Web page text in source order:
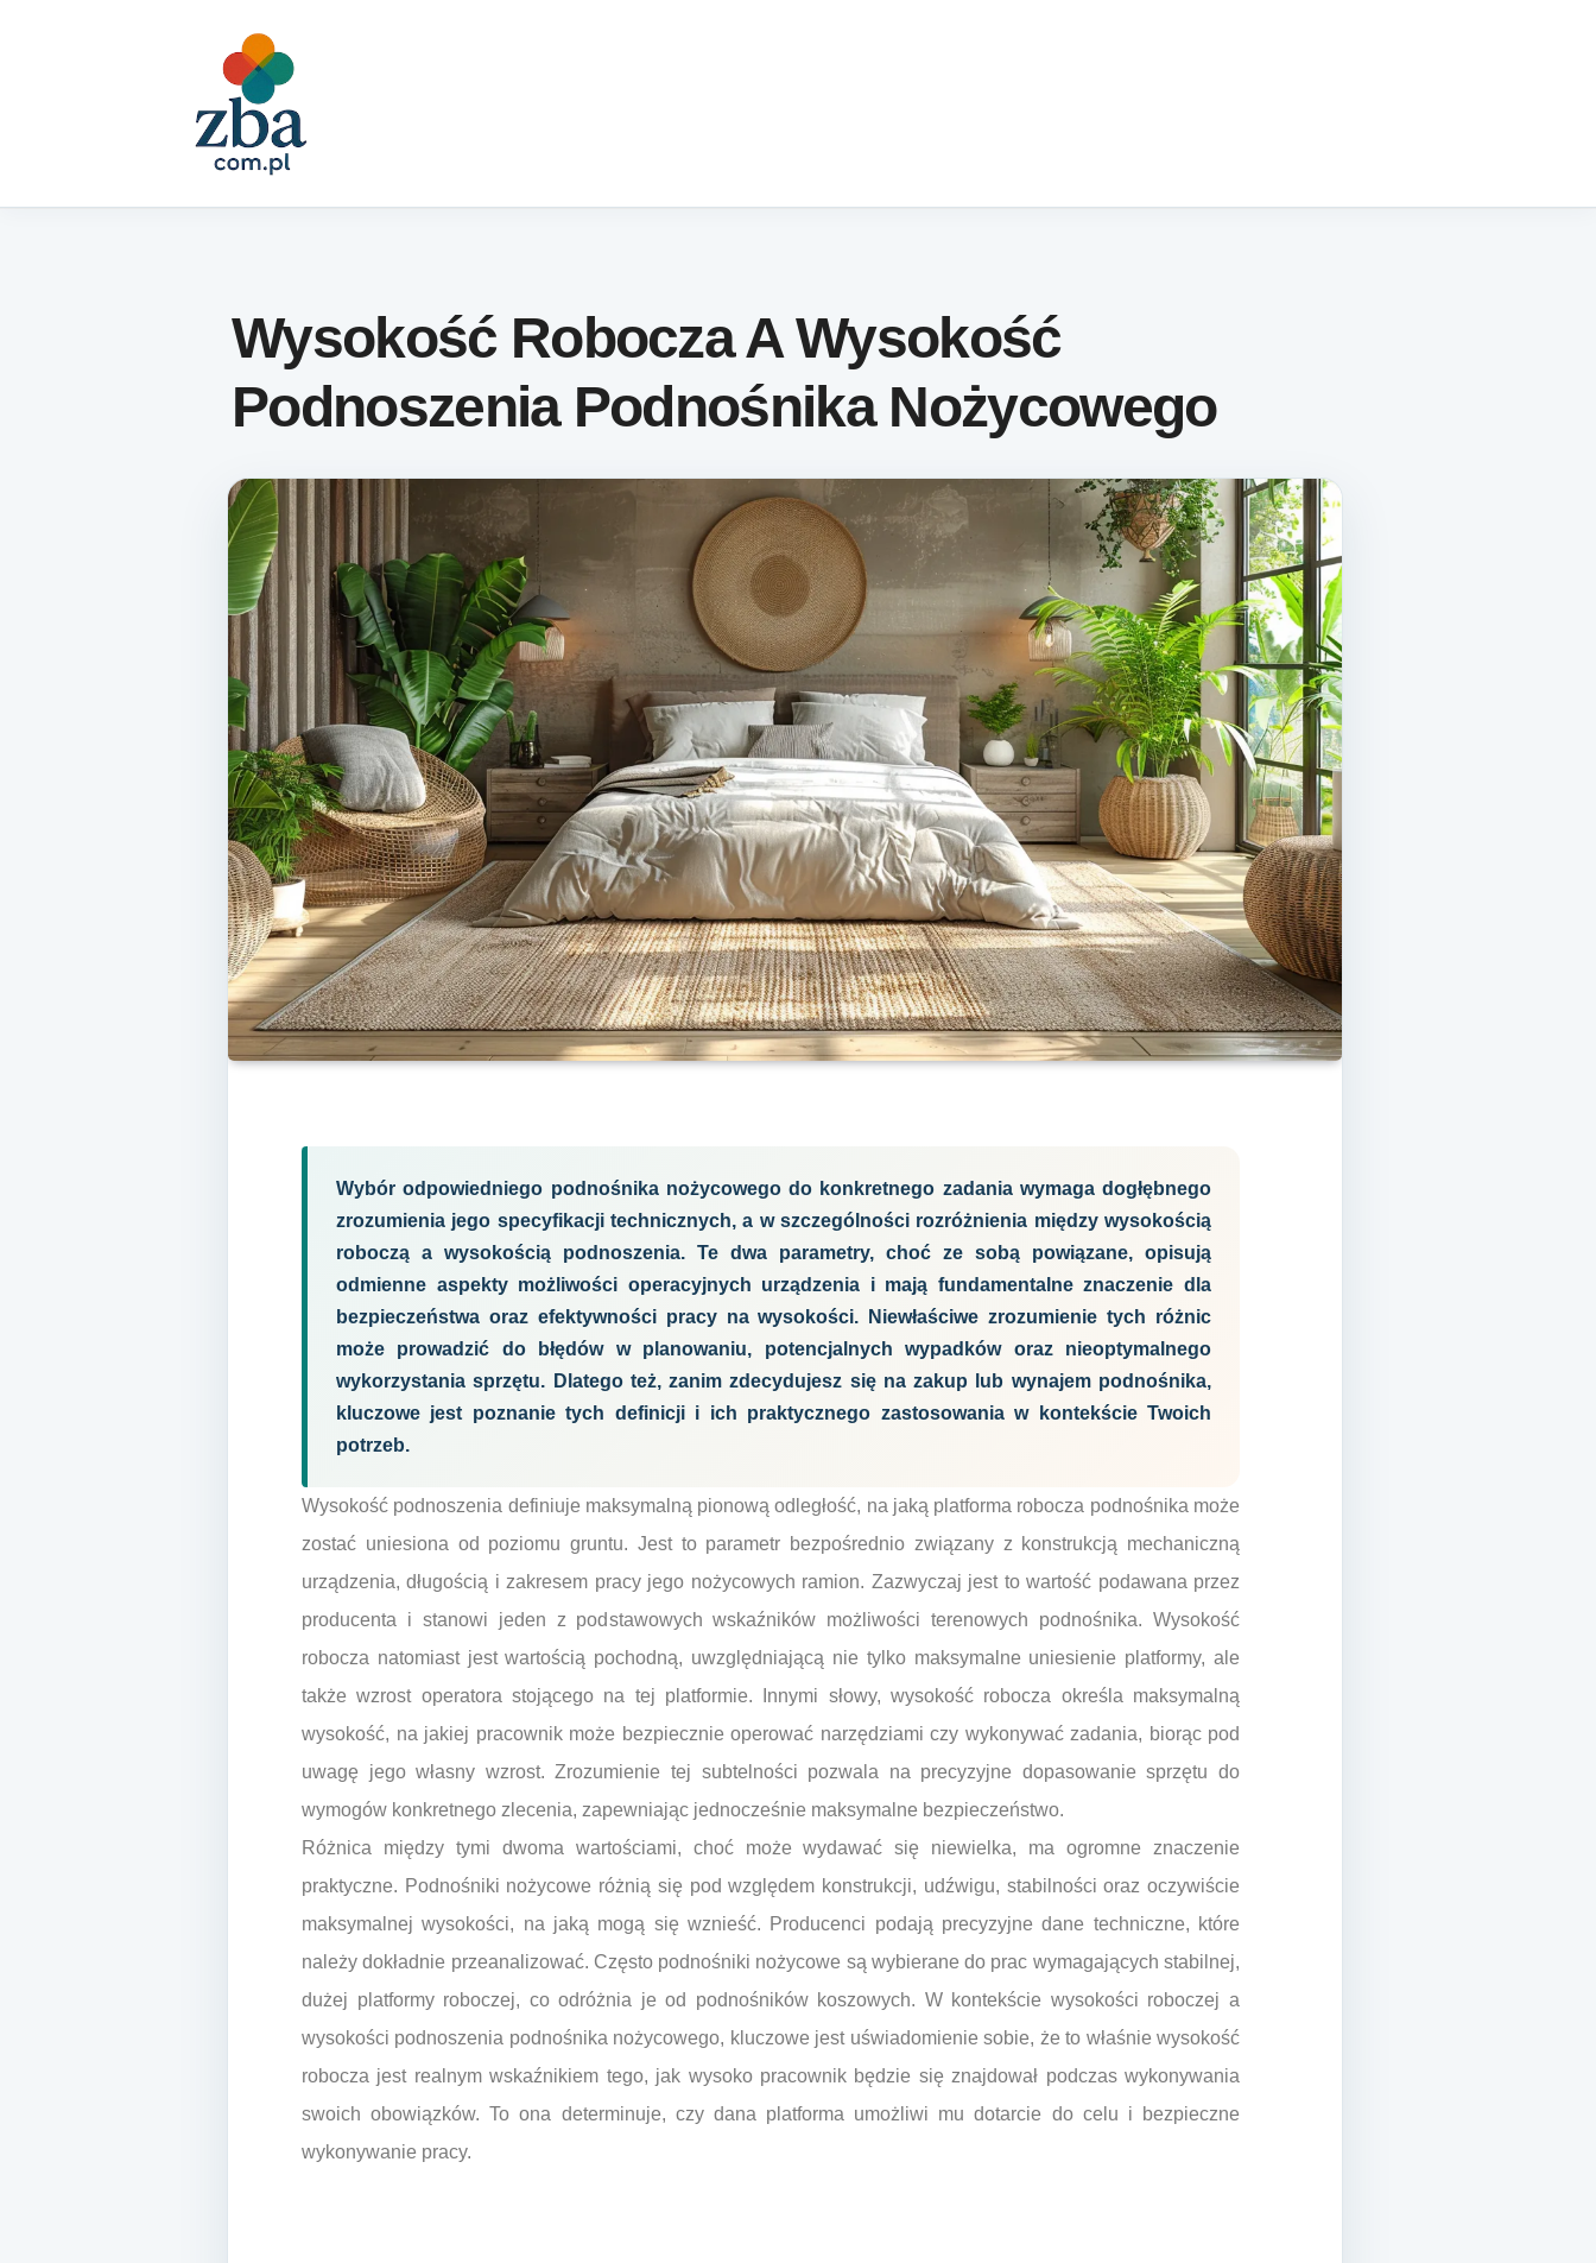
Wysokość Robocza A Wysokość
Podnoszenia Podnośnika Nożycowego
Wybór odpowiedniego podnośnika nożycowego do konkretnego zadania wymaga dogłębnego
zrozumienia jego specyfikacji technicznych, a w szczególności rozróżnienia między wysokością
roboczą a wysokością podnoszenia. Te dwa parametry, choć ze sobą powiązane, opisują
odmienne aspekty możliwości operacyjnych urządzenia i mają fundamentalne znaczenie dla
bezpieczeństwa oraz efektywności pracy na wysokości. Niewłaściwe zrozumienie tych różnic
może prowadzić do błędów w planowaniu, potencjalnych wypadków oraz nieoptymalnego
wykorzystania sprzętu. Dlatego też, zanim zdecydujesz się na zakup lub wynajem podnośnika,
kluczowe jest poznanie tych definicji i ich praktycznego zastosowania w kontekście Twoich
potrzeb.
Wysokość podnoszenia definiuje maksymalną pionową odległość, na jaką platforma robocza podnośnika może
zostać uniesiona od poziomu gruntu. Jest to parametr bezpośrednio związany z konstrukcją mechaniczną
urządzenia, długością i zakresem pracy jego nożycowych ramion. Zazwyczaj jest to wartość podawana przez
producenta i stanowi jeden z podstawowych wskaźników możliwości terenowych podnośnika. Wysokość
robocza natomiast jest wartością pochodną, uwzględniającą nie tylko maksymalne uniesienie platformy, ale
także wzrost operatora stojącego na tej platformie. Innymi słowy, wysokość robocza określa maksymalną
wysokość, na jakiej pracownik może bezpiecznie operować narzędziami czy wykonywać zadania, biorąc pod
uwagę jego własny wzrost. Zrozumienie tej subtelności pozwala na precyzyjne dopasowanie sprzętu do
wymogów konkretnego zlecenia, zapewniając jednocześnie maksymalne bezpieczeństwo.
Różnica między tymi dwoma wartościami, choć może wydawać się niewielka, ma ogromne znaczenie
praktyczne. Podnośniki nożycowe różnią się pod względem konstrukcji, udźwigu, stabilności oraz oczywiście
maksymalnej wysokości, na jaką mogą się wznieść. Producenci podają precyzyjne dane techniczne, które
należy dokładnie przeanalizować. Często podnośniki nożycowe są wybierane do prac wymagających stabilnej,
dużej platformy roboczej, co odróżnia je od podnośników koszowych. W kontekście wysokości roboczej a
wysokości podnoszenia podnośnika nożycowego, kluczowe jest uświadomienie sobie, że to właśnie wysokość
robocza jest realnym wskaźnikiem tego, jak wysoko pracownik będzie się znajdował podczas wykonywania
swoich obowiązków. To ona determinuje, czy dana platforma umożliwi mu dotarcie do celu i bezpieczne
wykonywanie pracy.